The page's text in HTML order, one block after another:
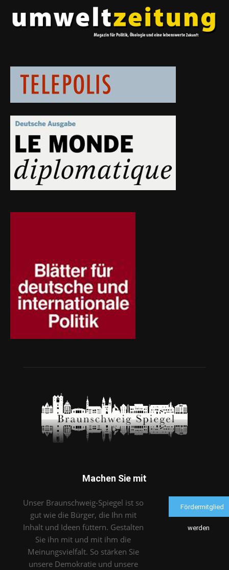
Machen Sie mit
Unser Braunschweig-Spiegel ist so
gut wie die Bürger, die Ihn mit
Inhalt und Ideen füttern. Gestalten
Sie ihn mit und mit ihm die
Meinungsvielfalt. So stärken Sie
unsere Demokratie und unsere
Fördermitglied
werden